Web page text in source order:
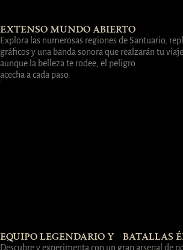
EXTENSO MUNDO ABIERTO
Explora las numerosas regiones de Santuario,
gráficos y una banda sonora que realzarán tu
aunque la belleza te rodee, el peligro
acecha a cada paso.
EQUIPO LEGENDARIO Y BATALLAS
Descubre y experimenta con un gran arsenal de